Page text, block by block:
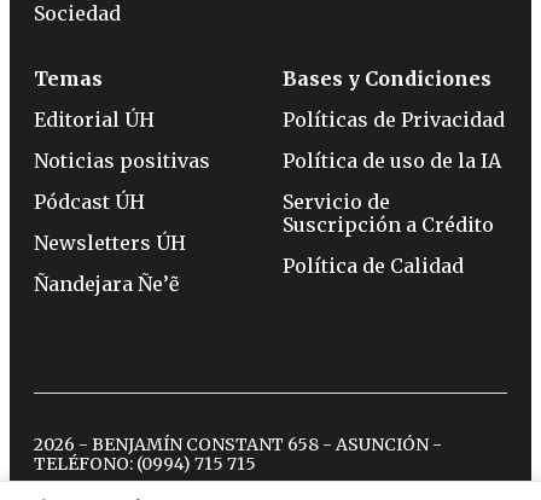
Sociedad
Temas
Editorial ÚH
Noticias positivas
Pódcast ÚH
Newsletters ÚH
Ñandejara Ñe’ẽ
Bases y Condiciones
Políticas de Privacidad
Política de uso de la IA
Servicio de
Suscripción a Crédito
Política de Calidad
2026 - BENJAMÍN CONSTANT 658 - ASUNCIÓN -
TELÉFONO: (0994) 715 715